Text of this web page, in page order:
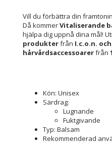
Vill du förbättra din
Då kommerVitaliserande
hjälpa dig uppnå dina mål!
produkterfrån I.c.o.n.
hårvårdsaccessoarerfrån
Kön: Unisex
Särdrag:
Lugnande
Fuktgivande
Typ: Balsam
Rekommenderad